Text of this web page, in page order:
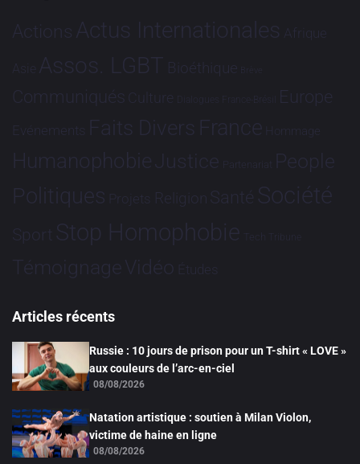
Actions Actus Internationales Afrique
Asie Assos. LGBT Bioéthique Brève
Communiqués Culture Dialogues France-Brésil Europe
Evénements Faits Divers France Hommage
HumanophobieJustice Partenariat People
Politiques Projets Religion Santé Société
Sport Stop Homophobie Tech Tribune
TémoignageVidéo Études
Articles récents
Russie : 10 jours de prison pour un T-shirt « LOVE »
aux couleurs de l’arc-en-ciel
08/08/2026
Natation artistique : soutien à Milan Violon,
victime de haine en ligne
08/08/2026